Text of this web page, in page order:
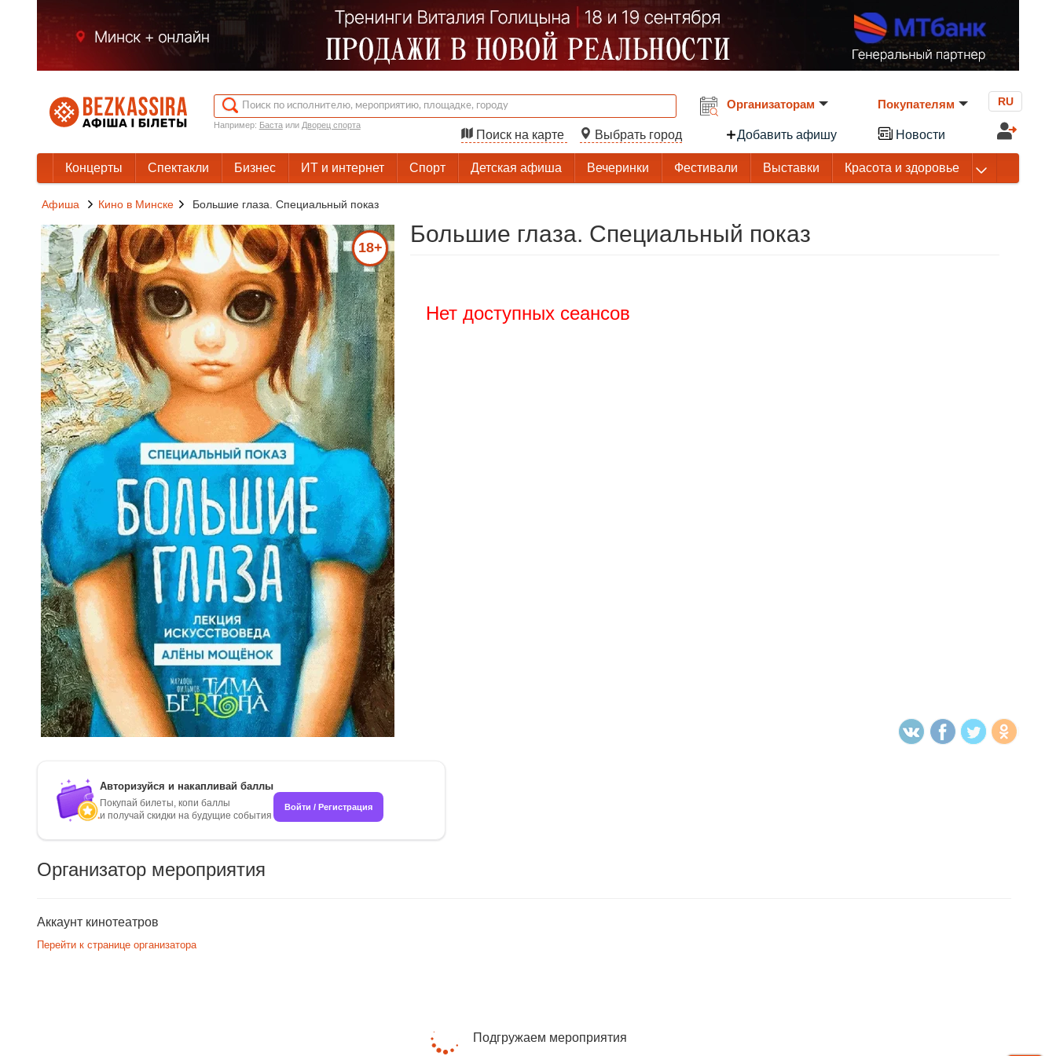
Например: Бастаили Дворец спорта
Поиск на карте Выбрать город
Организаторам
Добавить афишу
Покупателям
Новости
RU
Концерты Спектакли Бизнес ИТ и интернет Спорт Детская афиша Вечеринки Фестивали Выставки Красота и здоровье
Афиша Кино в Минске Большие глаза. Специальный показ
18+
Большие глаза. Специальный показ
Нет доступных сеансов
Авторизуйся и накапливай баллы
Покупай билеты, копи баллы
и получай скидки на будущие события
Войти / Регистрация
Организатор мероприятия
Аккаунт кинотеатров
Перейти к странице организатора
Подгружаем мероприятия